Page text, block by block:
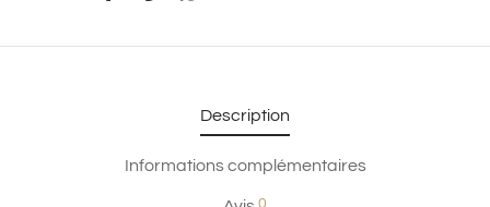
Description
Informations complémentaires
0